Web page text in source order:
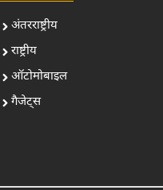
अंतरराष्ट्रीय
राष्ट्रीय
ऑटोमोबाइल
गैजेट्स